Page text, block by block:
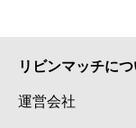
リビンマッチに
運営会社